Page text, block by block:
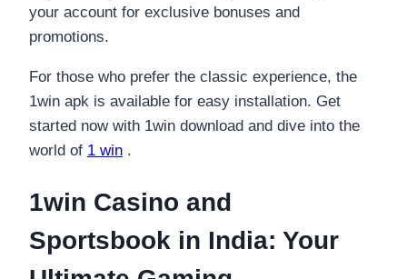
your account for exclusive bonuses and
promotions.
For those who prefer the classic experience, the
1win apk is available for easy installation. Get
started now with 1win download and dive into the
world of 1 win .
1win Casino and
Sportsbook in India: Your